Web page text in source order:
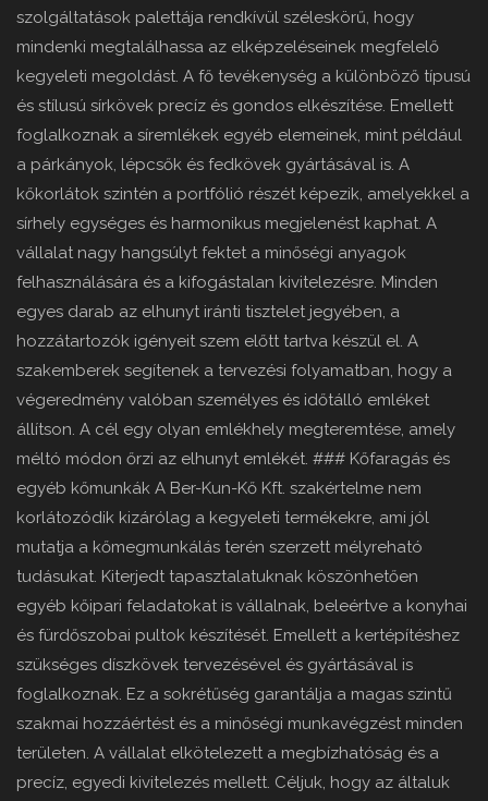
szolgáltatások palettája rendkívül széleskörű, hogy
mindenki megtalálhassa az elképzeléseinek megfelelő
kegyeleti megoldást. A fő tevékenység a különböző típusú
és stílusú sírkövek precíz és gondos elkészítése. Emellett
foglalkoznak a síremlékek egyéb elemeinek, mint például
a párkányok, lépcsők és fedkövek gyártásával is. A
kőkorlátok szintén a portfólió részét képezik, amelyekkel a
sírhely egységes és harmonikus megjelenést kaphat. A
vállalat nagy hangsúlyt fektet a minőségi anyagok
felhasználására és a kifogástalan kivitelezésre. Minden
egyes darab az elhunyt iránti tisztelet jegyében, a
hozzátartozók igényeit szem előtt tartva készül el. A
szakemberek segítenek a tervezési folyamatban, hogy a
végeredmény valóban személyes és időtálló emléket
állítson. A cél egy olyan emlékhely megteremtése, amely
méltó módon őrzi az elhunyt emlékét. ### Kőfaragás és
egyéb kőmunkák A Ber-Kun-Kő Kft. szakértelme nem
korlátozódik kizárólag a kegyeleti termékekre, ami jól
mutatja a kőmegmunkálás terén szerzett mélyreható
tudásukat. Kiterjedt tapasztalatuknak köszönhetően
egyéb kőipari feladatokat is vállalnak, beleértve a konyhai
és fürdőszobai pultok készítését. Emellett a kertépítéshez
szükséges díszkövek tervezésével és gyártásával is
foglalkoznak. Ez a sokrétűség garantálja a magas szintű
szakmai hozzáértést és a minőségi munkavégzést minden
területen. A vállalat elkötelezett a megbízhatóság és a
precíz, egyedi kivitelezés mellett. Céljuk, hogy az általuk